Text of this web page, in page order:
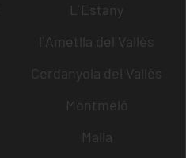
L´Estany
l´Ametlla del Vallès
Cerdanyola del Vallès
Montmeló
Malla